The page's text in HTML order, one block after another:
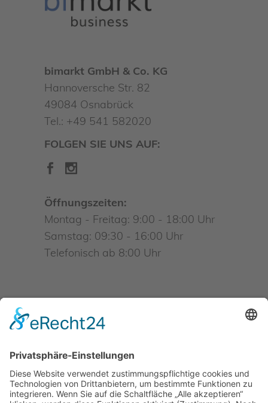
bimarkt GmbH & Co. KG
Hannoversche Str. 82
49084 Osnabrück
Tel.: +49 541 582020
FOLGEN SIE UNS AUF:
Öffnungszeiten:
Montag - Freitag: 9:00 - 18:00 Uhr
Samstag: 09:30 - 16:00 Uhr
Telefonisch ab 8:00 Uhr
INFO@BIMARKT.DE
265 44
© bimarkt GmbH & Co. KG